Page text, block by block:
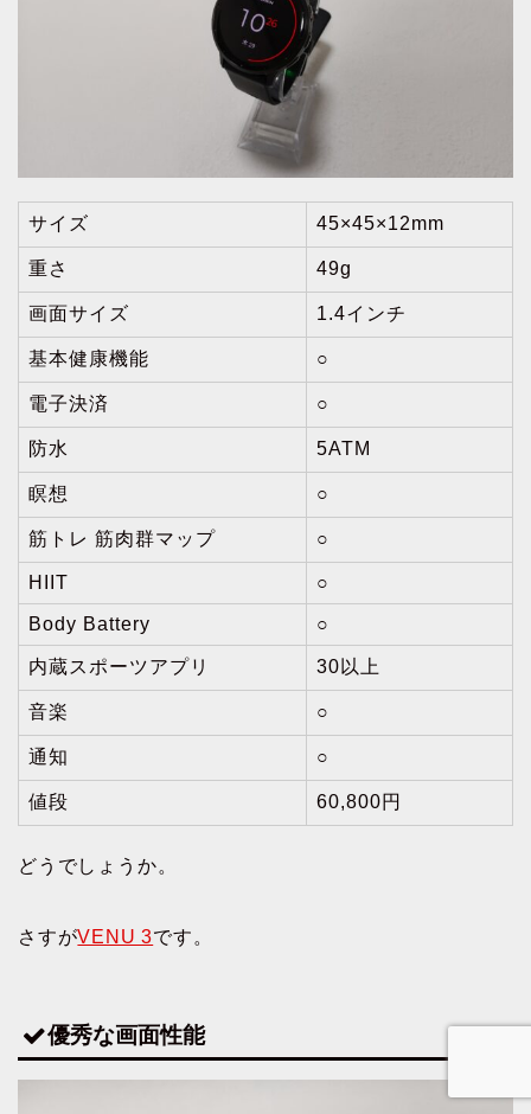
サイズ 45×45×12mm
重さ 49g
画面サイズ 1.4インチ
基本健康機能 ○
電子決済 ○
防水 5ATM
瞑想 ○
筋トレ 筋肉群マップ ○
HIIT ○
Body Battery ○
内蔵スポーツアプリ 30以上
音楽 ○
通知 ○
値段 60,800円
どうでしょうか。
さすがVENU 3です。
優秀な画面性能